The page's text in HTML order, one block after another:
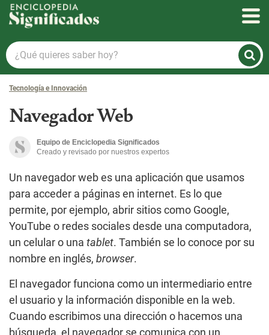
Enciclopedia Significados
¿Qué
quieres
saber
hoy?
Tecnología e Innovación
Navegador Web
Equipo de Enciclopedia Significados
Creado y revisado por nuestros expertos
Un navegador web es una aplicación que usamos
para acceder a páginas en internet. Es lo que
permite, por ejemplo, abrir sitios como Google,
YouTube o redes sociales desde una computadora,
un celular o una tablet. También se lo conoce por su
nombre en inglés, browser.
El navegador funciona como un intermediario entre
el usuario y la información disponible en la web.
Cuando escribimos una dirección o hacemos una
búsqueda, el navegador se comunica con un